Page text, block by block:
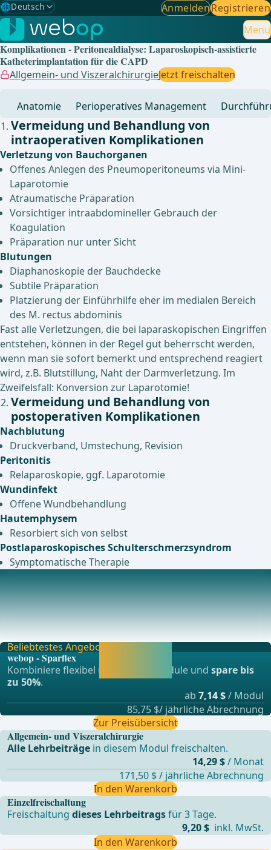
🌐Deutsch
Gewählte Sprache: Deutsch
🇩🇪 Deutsch ✓
🇬🇧English
🇪🇸Spanisch
🇧🇷Brasilianisch
AnmeldenRegistrieren
Menu
Komplikationen - Peritonealdialyse: Laparoskopisch-assistierte
Katheterimplantation für die CAPD
Allgemein- und ViszeralchirurgieJetzt freischalten
Anatomie Perioperatives Management
Vermeidung und Behandlung von
intraoperativen Komplikationen
Verletzung von Bauchorganen
Offenes Anlegen des Pneumoperitoneums via Mini-
Laparotomie
Atraumatische Präparation
Vorsichtiger intraabdomineller Gebrauch der
Koagulation
Präparation nur unter Sicht
Blutungen
Diaphanoskopie der Bauchdecke
Subtile Präparation
Platzierung der Einführhilfe eher im medialen Bereich
des M. rectus abdominis
Fast alle Verletzungen, die bei laparaskopischen Eingriffen
entstehen, können in der Regel gut beherrscht werden,
wenn man sie sofort bemerkt und entsprechend reagiert
wird, z.B. Blutstillung, Naht der Darmverletzung. Im
Zweifelsfall: Konversion zur Laparotomie!
Vermeidung und Behandlung von
postoperativen Komplikationen
Nachblutung
Druckverband, Umstechung, Revision
Peritonitis
Relaparoskopie, ggf. Laparotomie
Wundinfekt
Offene Wundbehandlung
Hautemphysem
Resorbiert sich von selbst
Postlaparoskopisches Schulterschmerzsyndrom
Symptomatische Therapie
Vermeidung und Behandlung von katheterspezifischen
Komplikationen
AbknickungEine Abknickung lässt sich vermeiden durch
die tief subcutane Tunnelung, palpatorische Ko
Einzelfreischaltung
Freischaltungdieses Lehrbeitragsfür 3 Tage.
9,20 $ inkl. MwSt.
In den Warenkorb
Beliebtestes Angebot
webop - Sparflex
Kombiniere flexibel unsere Lernmodule undspare bis
zu 50%.
ab 7,14 $/ Modul
85,75 $/ jährliche Abrechnung
Zur Preisübersicht
Allgemein- und Viszeralchirurgie
Alle Lehrbeiträge in diesem Modul freischalten.
14,29 $/ Monat
171,50 $ / jährliche Abrechnung
In den Warenkorb